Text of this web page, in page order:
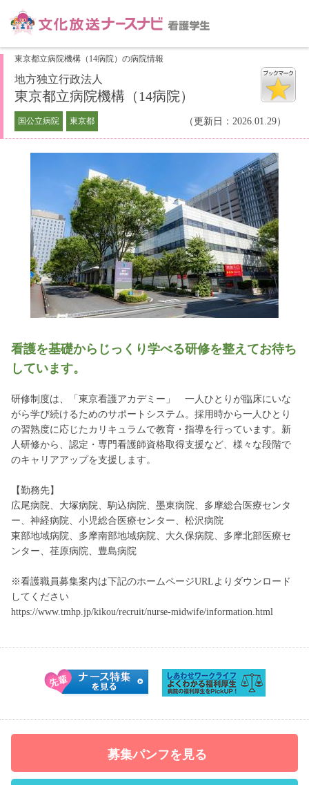
東京都立病院機構（14病院）の病院情報
地方独立行政法人
東京都立病院機構（14病院）
国公立病院 東京都 （更新日：2026.01.29）
看護を基礎からじっくり学べる研修を整えてお待ち
しています。
研修制度は、「東京看護アカデミー」 一人ひとりが臨床にいな
がら学び続けるためのサポートシステム。採用時から一人ひとり
の習熟度に応じたカリキュラムで教育・指導を行っています。新
人研修から、認定・専門看護師資格取得支援など、様々な段階で
のキャリアアップを支援します。
【勤務先】
広尾病院、大塚病院、駒込病院、墨東病院、多摩総合医療センタ
ー、神経病院、小児総合医療センター、松沢病院
東部地域病院、多摩南部地域病院、大久保病院、多摩北部医療セ
ンター、荏原病院、豊島病院
※看護職員募集案内は下記のホームページURLよりダウンロード
してください
https://www.tmhp.jp/kikou/recruit/nurse-midwife/information.html
募集パンフを見る